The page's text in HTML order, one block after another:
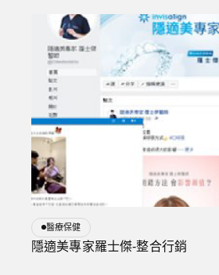
醫療保健
隱適美專家羅士傑-整合行銷